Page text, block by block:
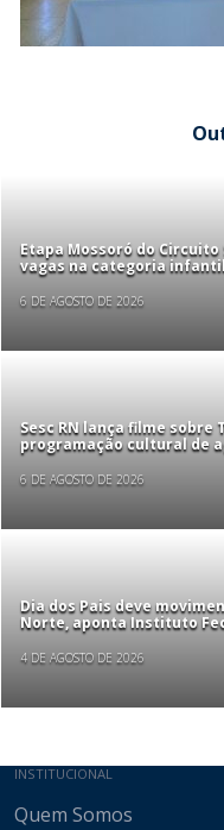
Etapa Mossoró do
vagas na categoria
6 DE AGOSTO DE 2026
Sesc RN lança filme
programação cultural de
6 DE AGOSTO DE 2026
Dia dos Pais deve
Norte, aponta Instituto
4 DE AGOSTO DE 2026
Mapa do site
INSTITUCIONAL
Quem Somos